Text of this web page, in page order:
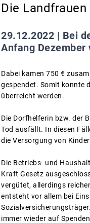
Die
29.12.2022 | Bei
Anfang
Dabei kamen 750 €
gespendet. Somit konnte
überreicht werden.
Die Dorfhelferin bzw. der
Tod ausfällt. In diesen
die Versorgung von
Die Betriebs- und
Kraft Gesetz
vergütet, allerdings
entsteht vor allem bei
immer wieder auf